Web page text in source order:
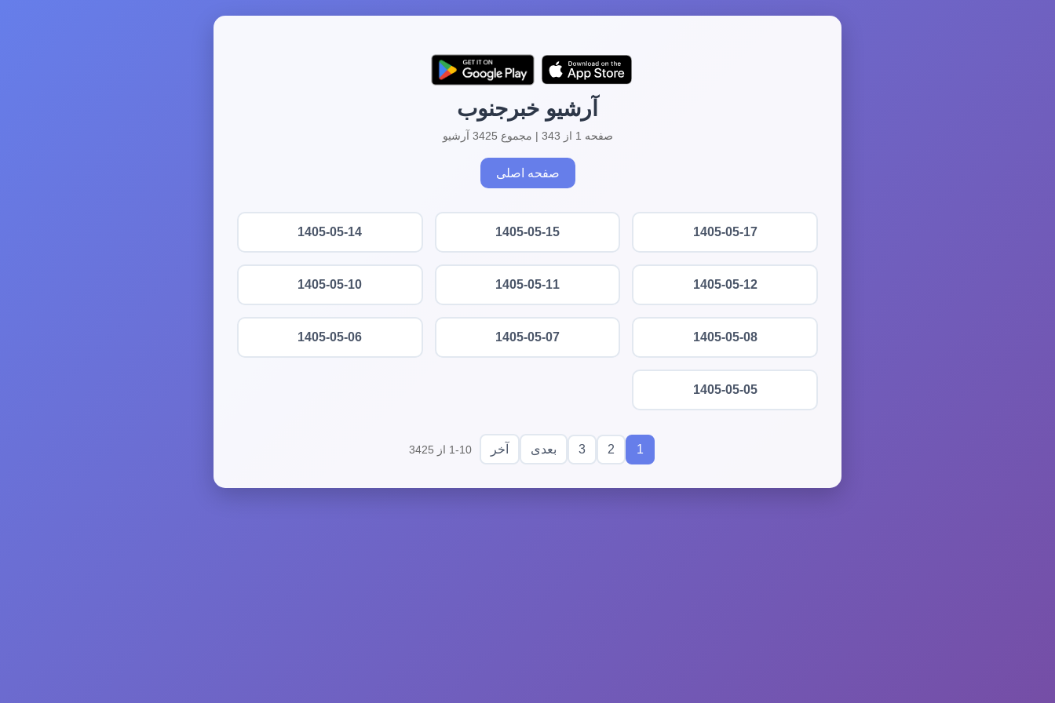
آرشیو خبرجنوب
صفحه 1 از 343 | مجموع 3425 آرشیو
صفحه اصلی
1405-05-17
1405-05-15
1405-05-14
1405-05-12
1405-05-11
1405-05-10
1405-05-08
1405-05-07
1405-05-06
1405-05-05
1
2
3 بعدی آخر 1-10 از 3425